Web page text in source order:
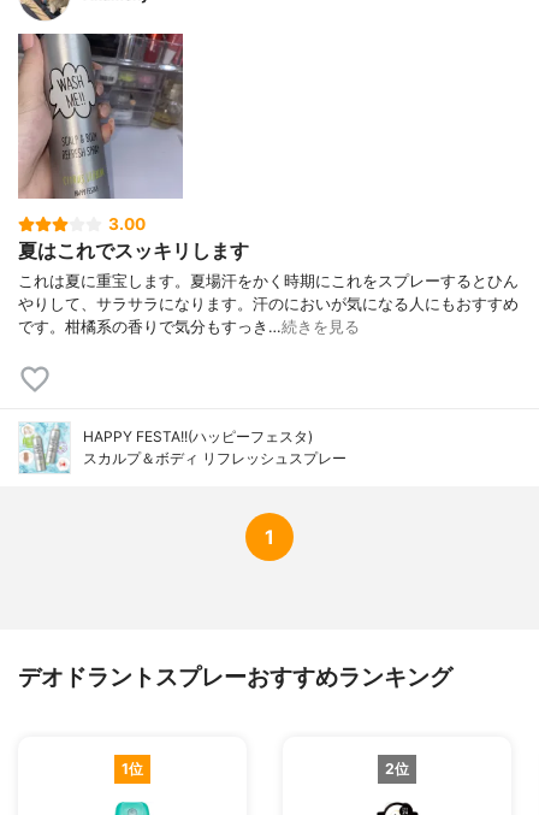
3.00
夏はこれでスッキリします
これは夏に重宝します。夏場汗をかく時期にこれをスプレーするとひん
やりして、サラサラになります。汗のにおいが気になる人にもおすすめ
です。柑橘系の香りで気分もすっき…続きを見る
HAPPY FESTA!!(ハッピーフェスタ)
スカルプ＆ボディ リフレッシュスプレー
1
デオドラントスプレーおすすめランキング
1位 2位